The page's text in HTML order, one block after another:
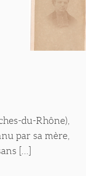
du-Rhône),
par sa mère,
[...]